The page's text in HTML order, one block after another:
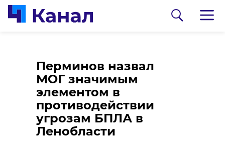
Перминов назвал
МОГ значимым
элементом в
противодействии
угрозам БПЛА в
Ленобласти
0:00 / 0:00
0:00 / 0:00